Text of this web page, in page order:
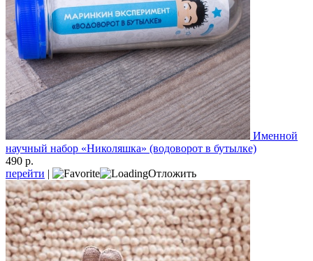
Именной
научный набор «Николяшка» (водоворот в бутылке)
490 р.
перейти | Отложить